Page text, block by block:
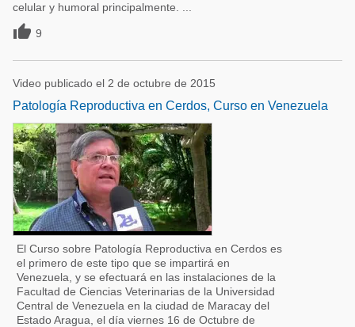
celular y humoral principalmente. ...
 9
Video publicado el 2 de octubre de 2015
Patología Reproductiva en Cerdos, Curso en Venezuela
El Curso sobre Patología Reproductiva en Cerdos es
el primero de este tipo que se impartirá en
Venezuela, y se efectuará en las instalaciones de la
Facultad de Ciencias Veterinarias de la Universidad
Central de Venezuela en la ciudad de Maracay del
Estado Aragua, el día viernes 16 de Octubre de